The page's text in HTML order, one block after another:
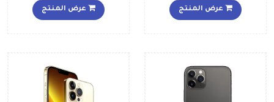
المصرية
عرض المنتج عرض المنتج